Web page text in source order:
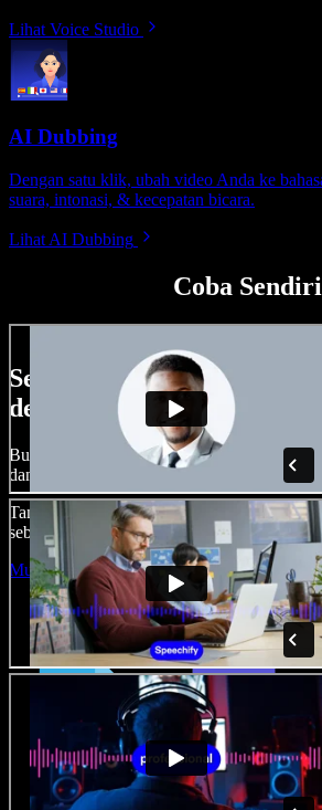
Lihat Voice Studio
AI Dubbing
Dengan satu klik, ubah video Anda ke
suara, intonasi, & kecepatan bicara.
Lihat AI Dubbing
Coba Sendiri
Sedikit contoh hal yang
dengan Speechify Studio.
Buat voice over, tambah gambar, audio,
dan kloning suara untuk proyek audio-video
Tanpa kurva belajar, semua dari
sebebas mungkin dan wujudkan ide kreatif
Mulai Studio